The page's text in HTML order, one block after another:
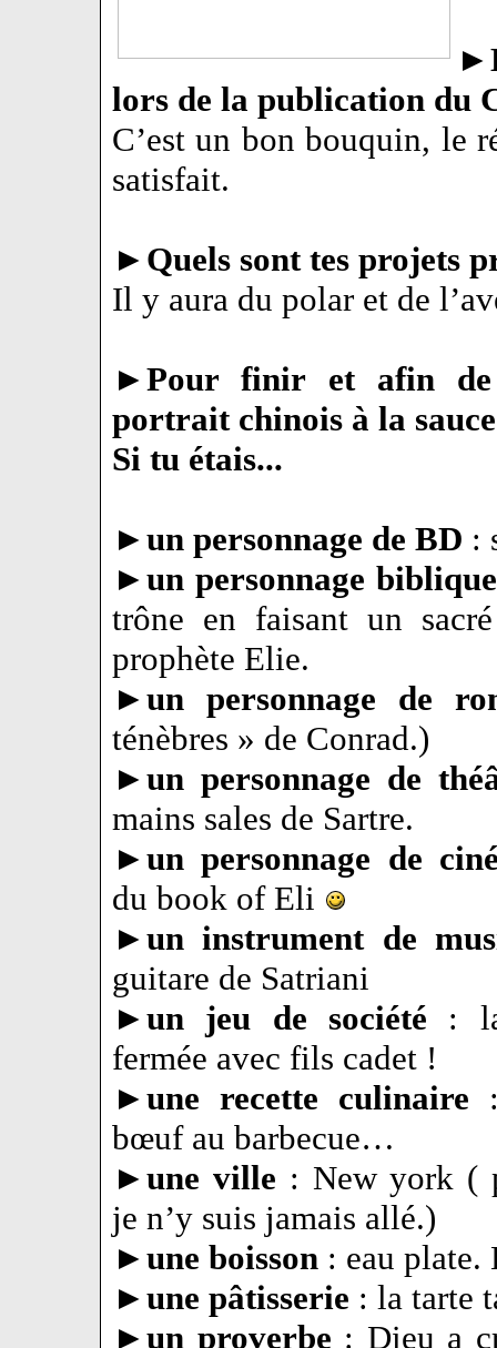
►
lors de la publication du
C’est un bon bouquin, le
satisfait.
► Quels sont tes projets
Il y aura du polar et de
►Pour finir et afin
portrait chinois à la
Si tu étais...
►un personnage de BD :
►un personnage biblique
trône en faisant un
prophète Elie.
►un personnage de
ténèbres » de Conrad.)
►un personnage de
mains sales de Sartre.
►un personnage de
du book of Eli
►un instrument de
guitare de Satriani
►un jeu de société :
fermée avec fils cadet !
►une recette culinaire
bœuf au barbecue…
►une ville : New york (
je n’y suis jamais allé.)
►une boisson : eau plate.
►une pâtisserie : la tarte
►un proverbe : Dieu a